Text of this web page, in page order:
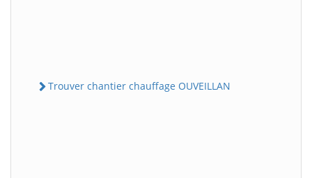
Trouver chantier chauffage OUVEILLAN